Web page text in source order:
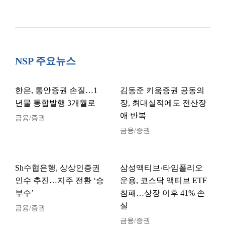
NSP 주요뉴스
한은, 통안증권 손질…1
년물 통합발행 3개월로
금융/증권
김동준 키움증권 공동의
장, 최대실적에도 전산장
애 반복
금융/증권
Sh수협은행, 상상인증권
인수 추진…지주 전환 ‘승
부수’
금융/증권
삼성액티브·타임폴리오
운용, 코스닥 액티브 ETF
참패…상장 이후 41% 손
실
금융/증권